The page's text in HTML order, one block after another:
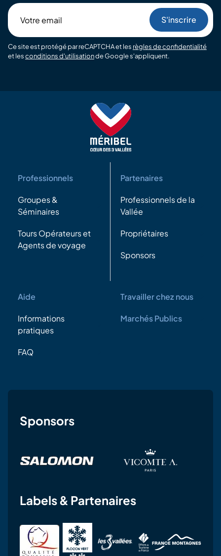
email
Ce site est protégé par reCAPTCHA et les règles de confidentialité
et lesconditions d'utilisationde Google s'appliquent.
Professionnels
Groupes &
Séminaires
Tours Opérateurs et
Agents de voyage
Partenaires
Professionnels de la
Vallée
Propriétaires
Sponsors
Aide
Informations
pratiques
FAQ
Travailler chez nous
Marchés Publics
Sponsors
Labels & Partenaires